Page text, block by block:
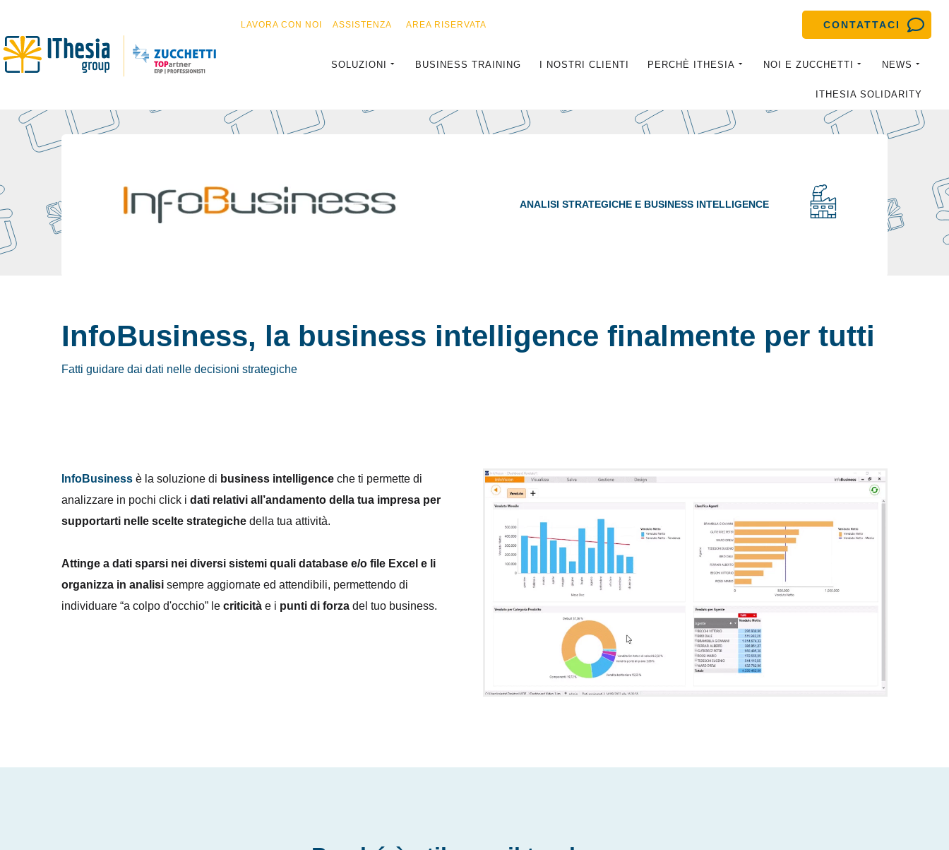
LAVORA CON NOI ASSISTENZA AREA RISERVATA CONTATTACI
SOLUZIONI BUSINESS TRAINING I NOSTRI CLIENTI PERCHÈ ITHESIA NOI E ZUCCHETTI NEWS
ITHESIA SOLIDARITY
ANALISI STRATEGICHE E BUSINESS INTELLIGENCE
InfoBusiness, la business intelligence finalmente per tutti
Fatti guidare dai dati nelle decisioni strategiche
InfoBusiness è la soluzione di business intelligence che ti permette di
analizzare in pochi click i dati relativi all’andamento della tua impresa per
supportarti nelle scelte strategiche della tua attività.
Attinge a dati sparsi nei diversi sistemi quali database e/o file Excel e li
organizza in analisi sempre aggiornate ed attendibili, permettendo di
individuare “a colpo d'occhio” le criticità e i punti di forza del tuo business.